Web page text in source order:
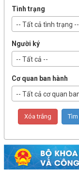
Tình trạng
-- Tất cả tình trạng --
Người ký
-- Tất cả --
Cơ quan ban hành